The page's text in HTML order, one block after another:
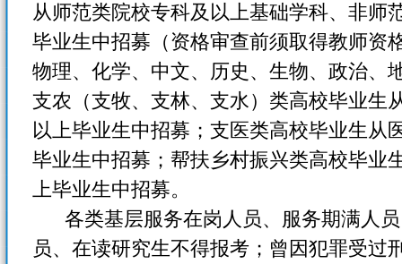
从师范类院校专科及以上基础学科、非师
毕业生中招募（资格审查前须取得教师资
物理、化学、中文、历史、生物、政治、
支农（支牧、支林、支水）类高校毕业生
以上毕业生中招募；支医类高校毕业生从
毕业生中招募；帮扶乡村振兴类高校毕业
上毕业生中招募。
各类基层服务在岗人员、服务期满人员
员、在读研究生不得报考；曾因犯罪受过